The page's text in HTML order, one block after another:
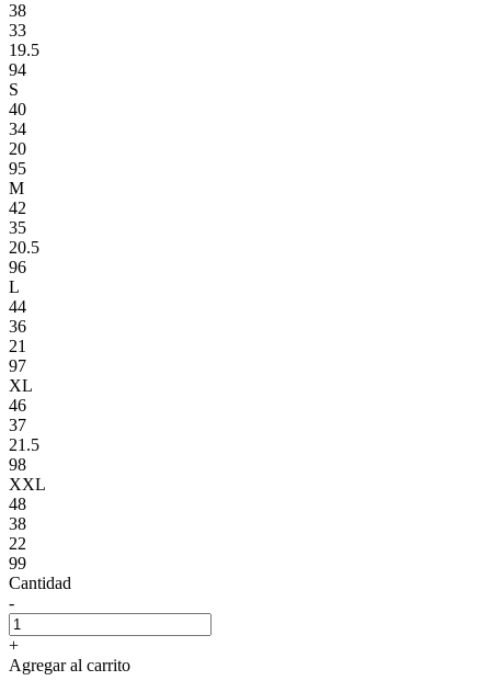
38
33
19.5
94
S
40
34
20
95
M
42
35
20.5
96
L
44
36
21
97
XL
46
37
21.5
98
XXL
48
38
22
99
Cantidad
-
+
Agregar al carrito